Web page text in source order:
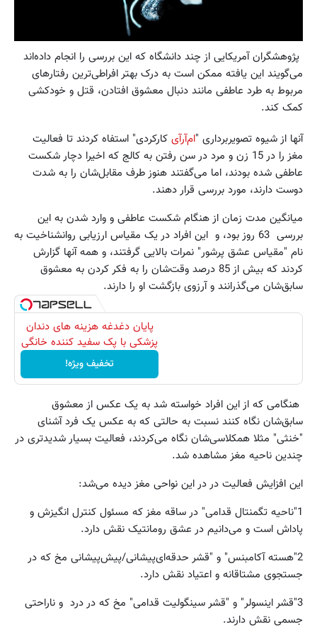
پژوهشگران آمریکایی از چند دانشگاه که این بررسی را انجام داده‌اند
می‌گویند این یافته ممکن است به درک بهتر افراطی‌ترین رفتارهای
مربوط به طرد عاطفی مانند دنبال معشوق افتادن، قتل و خودکشی
کمک کند.
آنها از شیوه تصویربرداری "ام‌آرآی کارکردی" استفاه کردند تا فعالیت
مغز را در 15 زن و مرد در سن رفتن به کالج که اخیرا دچار شکست
عاطفی شده بودند،‌ اما می‌گفتند هنوز طرف مقابل‌شان را به شدت
دوست دارند،‌ مورد بررسی قرار دهند.
میانگین مدت زمان از هنگام شکست عاطفی و وارد شدن به این
بررسی 63 روز بود، و این افراد در یک مقیاس ارزیابی روانشناخیت به
نام "مقیاس عشق پرشور" نمرات بالایی گرفتند، و همه آنها گزارش
کردند که بیش از 85 درصد وقت‌شان را به فکر کردن به معشوق‌
سابق‌شان می‌گذرانند و آرزوی بازگشت او را دارند.
پایان دغدغه هزینه های دندان
پزشکی با پک سفید کننده خانگی
تخفیف ویژه!
هنگامی که از این افراد خواسته شد به یک عکس از معشوق
سابق‌شان نگاه کنند نسبت به حالتی که به عکس یک فرد آشنای
"خنثی" مثلا همکلاسی‌شان نگاه می‌کردند،‌ فعالیت بسیار شدیدتری در
چندین ناحیه مغز مشاهده شد.
این افزایش فعالیت در در این نواحی مغز دیده می‌شد:
1"ناحیه تگمنتال قدامی" در ساقه مغز که مسئول کنترل انگیزش و
پاداش است و می‌دانیم در عشق رومانتیک نقش دارد.
2"هسته آکامبنس" و "قشر حدقه‌ای‌پیشانی/پیش‌پیشانی مخ که در
جستجوی مشتاقانه و اعتیاد نقش دارد.
3"قشر اینسولر" و "قشر سینگولیت قدامی" مخ که در درد و ناراحتی
جسمی نقش دارند.